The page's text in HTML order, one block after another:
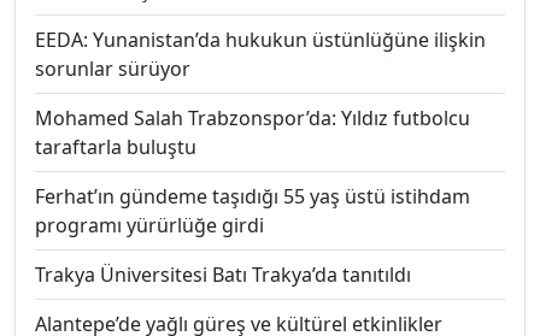
EEDA: Yunanistan’da hukukun üstünlüğüne ilişkin
sorunlar sürüyor
Mohamed Salah Trabzonspor’da: Yıldız futbolcu
taraftarla buluştu
Ferhat’ın gündeme taşıdığı 55 yaş üstü istihdam
programı yürürlüğe girdi
Trakya Üniversitesi Batı Trakya’da tanıtıldı
Alantepe’de yağlı güreş ve kültürel etkinlikler